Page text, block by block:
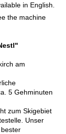
in English.
the machine
am
5 Gehminuten
zum Skigebiet
Unser